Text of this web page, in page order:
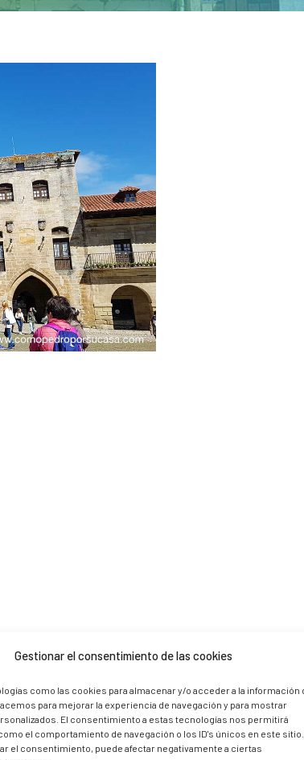
Gestionar el consentimiento de las cookies
como las cookies para almacenar y/o acceder a la información
para mejorar la experiencia de navegación y para mostrar
El consentimiento a estas tecnologías nos permitirá
el comportamiento de navegación o los ID's únicos en este
el consentimiento, puede afectar negativamente a ciertas